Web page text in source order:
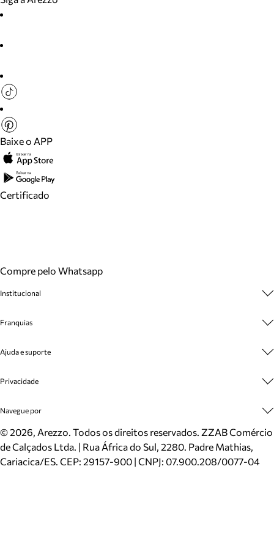
Baixe o APP
Certificado
Compre pelo Whatsapp
Institucional
Cashback
Venda Corporativa
Mapa do Site
Inverno
Mundo Arezzo
Franquias
Plano de Negócio
Ajuda e suporte
Cadastro
Meus Pedidos
Trocas e Devoluções
Cartão Presente
Localizador de lojas
Privacidade
Politica e Privacidade
Navegue por
Sapatos
Bolsas
Scarpins
©2026, Arezzo. Todos os direitos reservados. ZZAB Comércio
de Calçados Ltda. | Rua África do Sul, 2280. Padre Mathias,
Cariacica/ES. CEP: 29157-900 | CNPJ: 07.900.208/0077-04